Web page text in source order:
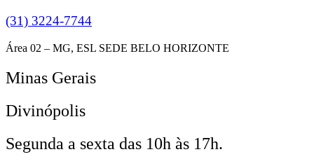
(31) 3224-7744
Área 02 – MG, ESL SEDE BELO HORIZONTE
Minas Gerais
Divinópolis
Segunda a sexta das 10h às 17h.